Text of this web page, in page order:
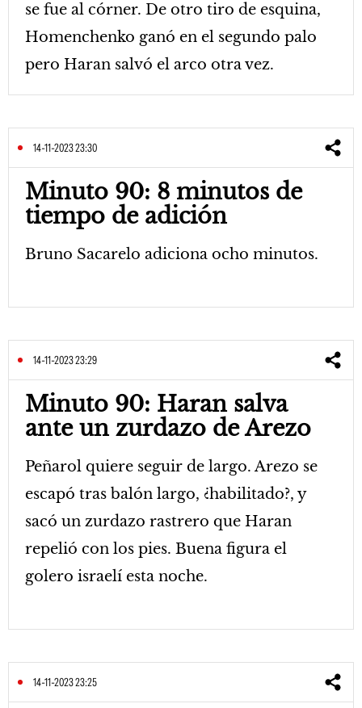
se fue al córner. De otro tiro de esquina,
Homenchenko ganó en el segundo palo
pero Haran salvó el arco otra vez.
14-11-2023 23:30
Minuto 90: 8 minutos de
tiempo de adición
Bruno Sacarelo adiciona ocho minutos.
14-11-2023 23:29
Minuto 90: Haran salva
ante un zurdazo de Arezo
Peñarol quiere seguir de largo. Arezo se
escapó tras balón largo, ¿habilitado?, y
sacó un zurdazo rastrero que Haran
repelió con los pies. Buena figura el
golero israelí esta noche.
14-11-2023 23:25